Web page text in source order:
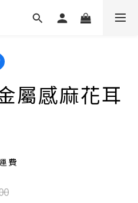
屬感麻花耳
費